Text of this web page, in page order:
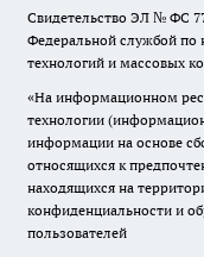
Свидетельство ЭЛ № ФС
Федеральной службой по
технологий и массовых
«На информационном
технологии
информации на основе
относящихся к
находящихся на
конфиденциальности и
пользователей